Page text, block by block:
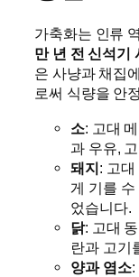
가축화는 인류
만 년 전 신석기
은 사냥과 채집
로써 식량을 안
소: 고대
과 우유,
돼지: 고
게 기를
었습니다.
닭: 고대
란과 고기
양과 염소: